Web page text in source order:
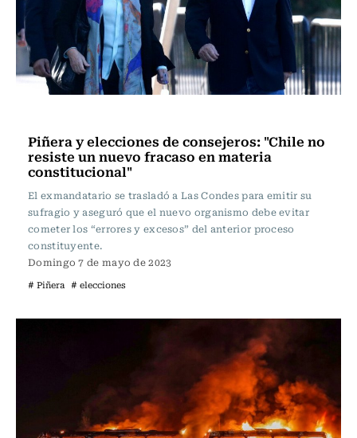
Piñera y elecciones de consejeros: "Chile no
resiste un nuevo fracaso en materia
constitucional"
El exmandatario se trasladó a Las Condes para emitir su
sufragio y aseguró que el nuevo organismo debe evitar
cometer los “errores y excesos” del anterior proceso
constituyente.
Domingo 7 de mayo de 2023
# Piñera # elecciones